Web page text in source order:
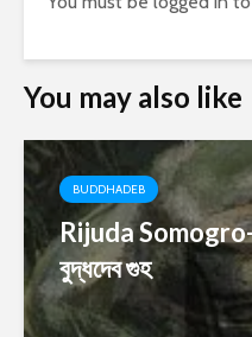
You may also like
BUDDHADEB
Rijuda Somogro-
বুদ্ধদেব গুহ